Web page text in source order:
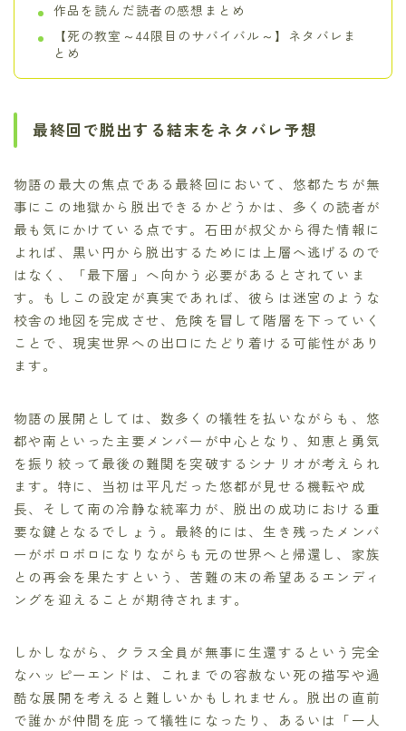
作品を読んだ読者の感想まとめ
【死の教室～44限目のサバイバル～】ネタバレま
とめ
最終回で脱出する結末をネタバレ予想
物語の最大の焦点である最終回において、悠都たちが無
事にこの地獄から脱出できるかどうかは、多くの読者が
最も気にかけている点です。石田が叔父から得た情報に
よれば、黒い円から脱出するためには上層へ逃げるので
はなく、「最下層」へ向かう必要があるとされていま
す。もしこの設定が真実であれば、彼らは迷宮のような
校舎の地図を完成させ、危険を冒して階層を下っていく
ことで、現実世界への出口にたどり着ける可能性があり
ます。
物語の展開としては、数多くの犠牲を払いながらも、悠
都や南といった主要メンバーが中心となり、知恵と勇気
を振り絞って最後の難関を突破するシナリオが考えられ
ます。特に、当初は平凡だった悠都が見せる機転や成
長、そして南の冷静な統率力が、脱出の成功における重
要な鍵となるでしょう。最終的には、生き残ったメンバ
ーがボロボロになりながらも元の世界へと帰還し、家族
との再会を果たすという、苦難の末の希望あるエンディ
ングを迎えることが期待されます。
しかしながら、クラス全員が無事に生還するという完全
なハッピーエンドは、これまでの容赦ない死の描写や過
酷な展開を考えると難しいかもしれません。脱出の直前
で誰かが仲間を庇って犠牲になったり、あるいは「一人